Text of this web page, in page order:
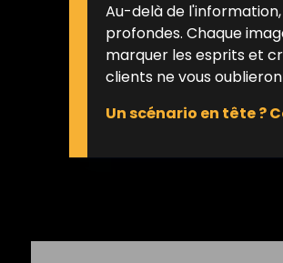
Au-delà de
profondes. Chaque
marquer les esprits et
clients ne vous
Un scénario en tête ?